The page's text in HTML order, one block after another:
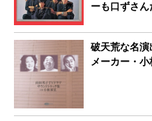
ーも口ずさん
破天荒な名演
メーカー・